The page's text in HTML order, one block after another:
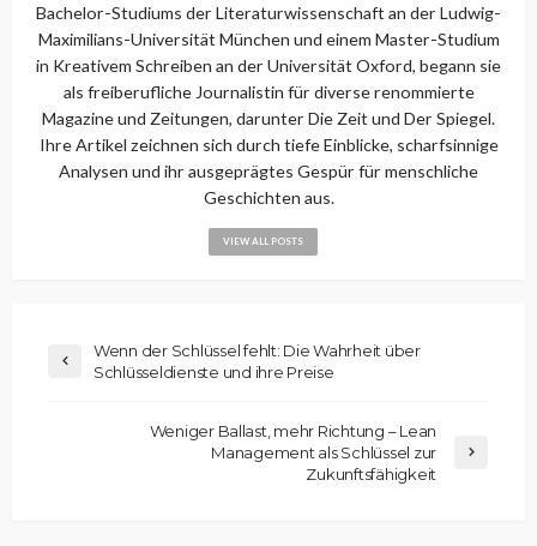
Bachelor-Studiums der Literaturwissenschaft an der Ludwig-
Maximilians-Universität München und einem Master-Studium
in Kreativem Schreiben an der Universität Oxford, begann sie
als freiberufliche Journalistin für diverse renommierte
Magazine und Zeitungen, darunter Die Zeit und Der Spiegel.
Ihre Artikel zeichnen sich durch tiefe Einblicke, scharfsinnige
Analysen und ihr ausgeprägtes Gespür für menschliche
Geschichten aus.
VIEW ALL POSTS
Wenn der Schlüssel fehlt: Die Wahrheit über
Schlüsseldienste und ihre Preise
Weniger Ballast, mehr Richtung – Lean
Management als Schlüssel zur
Zukunftsfähigkeit